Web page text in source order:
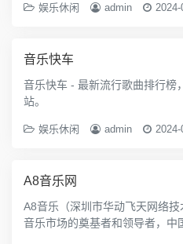
娱乐休闲 admin 2024-
音乐快车
音乐快车 - 最新流行歌曲排行榜
站。
娱乐休闲 admin 2024-
A8音乐网
A8音乐（深圳市华动飞天网络
音乐市场的奠基者和领导者，中